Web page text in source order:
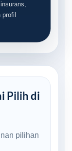
Pilih di
pilihan